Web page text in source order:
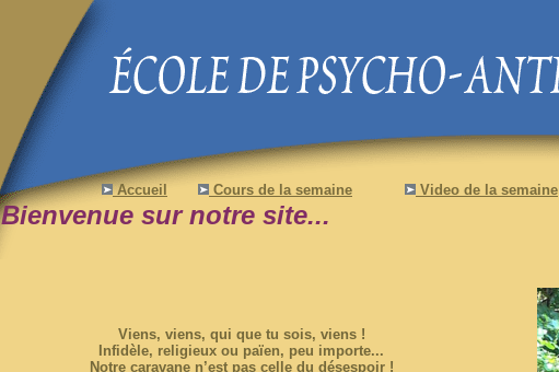
Accueil Cours de la semaine Video de la semaine
Bienvenue sur notre site...
Viens, viens, qui que tu sois, viens !
Infidèle, religieux ou païen, peu importe...
Notre caravane n’est pas celle du désespoir !